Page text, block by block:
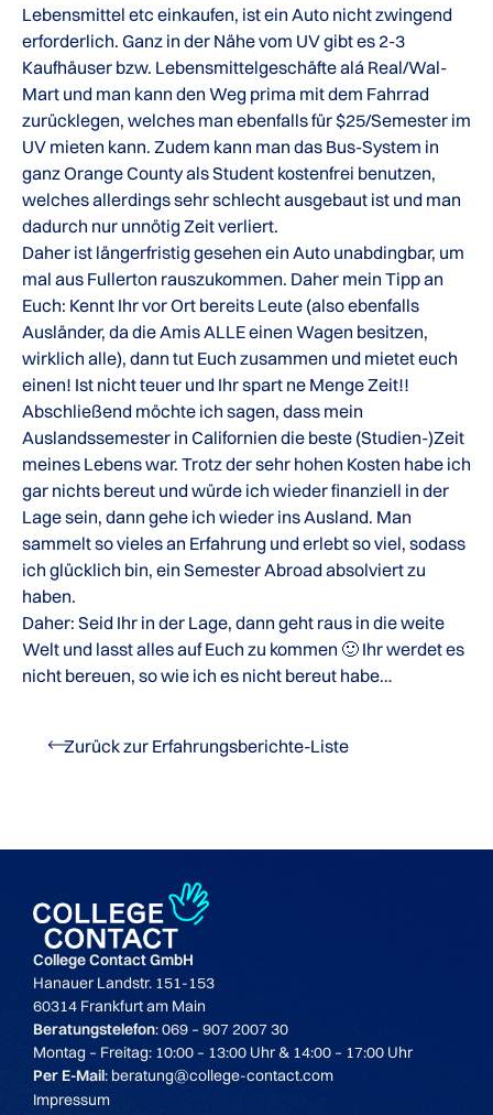
Lebensmittel etc einkaufen, ist ein Auto nicht zwingend
erforderlich. Ganz in der Nähe vom UV gibt es 2-3
Kaufhäuser bzw. Lebensmittelgeschäfte alá Real/Wal-
Mart und man kann den Weg prima mit dem Fahrrad
zurücklegen, welches man ebenfalls für $25/Semester im
UV mieten kann. Zudem kann man das Bus-System in
ganz Orange County als Student kostenfrei benutzen,
welches allerdings sehr schlecht ausgebaut ist und man
dadurch nur unnötig Zeit verliert.
Daher ist längerfristig gesehen ein Auto unabdingbar, um
mal aus Fullerton rauszukommen. Daher mein Tipp an
Euch: Kennt Ihr vor Ort bereits Leute (also ebenfalls
Ausländer, da die Amis ALLE einen Wagen besitzen,
wirklich alle), dann tut Euch zusammen und mietet euch
einen! Ist nicht teuer und Ihr spart ne Menge Zeit!!
Abschließend möchte ich sagen, dass mein
Auslandssemester in Californien die beste (Studien-)Zeit
meines Lebens war. Trotz der sehr hohen Kosten habe ich
gar nichts bereut und würde ich wieder finanziell in der
Lage sein, dann gehe ich wieder ins Ausland. Man
sammelt so vieles an Erfahrung und erlebt so viel, sodass
ich glücklich bin, ein Semester Abroad absolviert zu
haben.
Daher: Seid Ihr in der Lage, dann geht raus in die weite
Welt und lasst alles auf Euch zu kommen 🙂 Ihr werdet es
nicht bereuen, so wie ich es nicht bereut habe…
Zurück zur Erfahrungsberichte-Liste
College Contact GmbH
Hanauer Landstr. 151-153
60314 Frankfurt am Main
Beratungstelefon: 069 – 907 2007 30
Montag – Freitag: 10:00 – 13:00 Uhr & 14:00 – 17:00 Uhr
Per E-Mail: beratung@college-contact.com
Impressum